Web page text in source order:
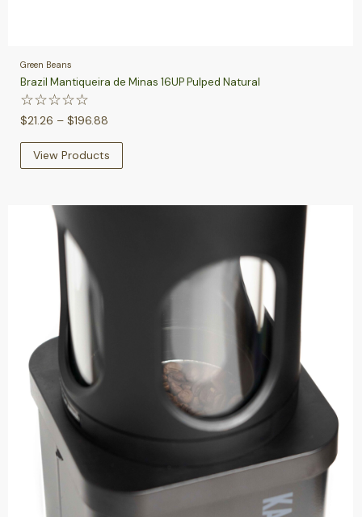
Green Beans
Brazil Mantiqueira de Minas 16UP Pulped Natural
☆☆☆☆☆
$21.26 – $196.88
View Products